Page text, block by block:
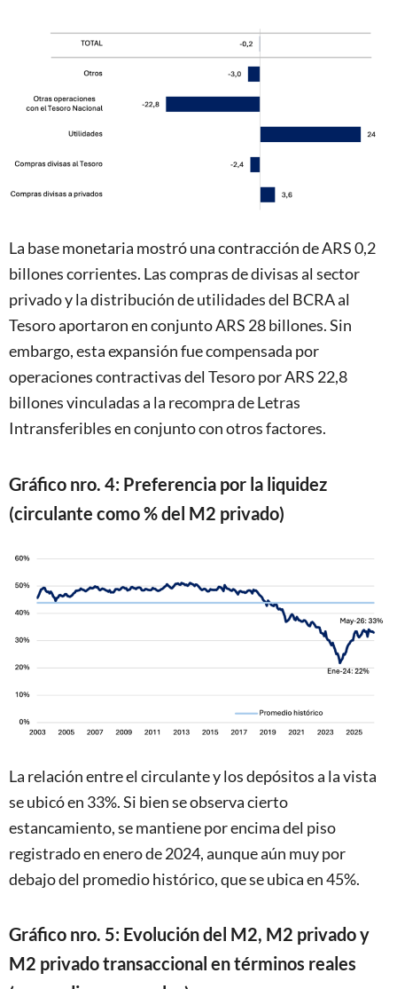
La base monetaria mostró una contracción de ARS 0,2
billones corrientes. Las compras de divisas al sector
privado y la distribución de utilidades del BCRA al
Tesoro aportaron en conjunto ARS 28 billones. Sin
embargo, esta expansión fue compensada por
operaciones contractivas del Tesoro por ARS 22,8
billones vinculadas a la recompra de Letras
Intransferibles en conjunto con otros factores.
Gráfico nro. 4: Preferencia por la liquidez
(circulante como % del M2 privado)
La relación entre el circulante y los depósitos a la vista
se ubicó en 33%. Si bien se observa cierto
estancamiento, se mantiene por encima del piso
registrado en enero de 2024, aunque aún muy por
debajo del promedio histórico, que se ubica en 45%.
Gráfico nro. 5: Evolución del M2, M2 privado y
M2 privado transaccional en términos reales